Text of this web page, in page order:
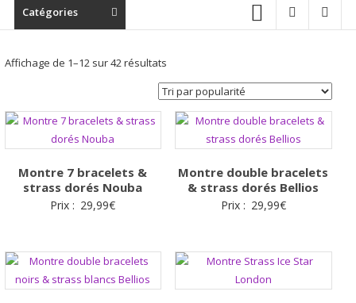
Catégories
Affichage de 1–12 sur 42 résultatsTrié
par
popularité
Montre 7 bracelets &
strass dorés Nouba
Prix : 29,99€
Montre double bracelets
& strass dorés Bellios
Prix : 29,99€